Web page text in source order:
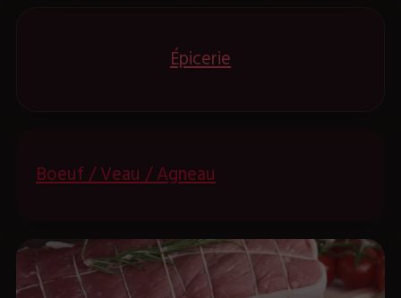
Épicerie
Boeuf / Veau / Agneau